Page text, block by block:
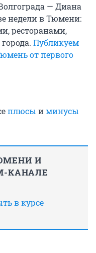
— Диана
недели в Тюмени:
ресторанами,
Публикуем
от первого
плюсы иминусы
И
КАНАЛЕ
в курсе